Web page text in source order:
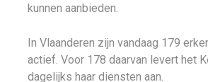
kunnen aanbieden.
In Vlaanderen zijn vandaag 179
actief. Voor 178 daarvan levert het
dagelijks haar diensten aan.